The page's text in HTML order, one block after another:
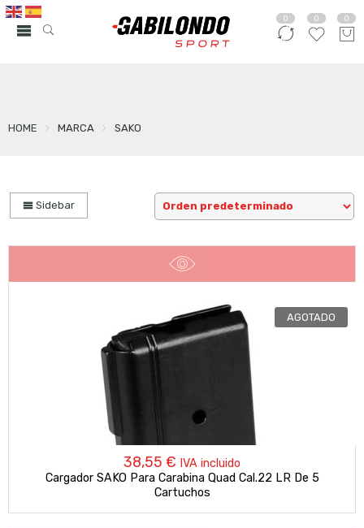
0 0 0
HOME MARCA SAKO
Sidebar
AGOTADO
38,55 € IVA incluido
Cargador SAKO Para Carabina Quad Cal.22 LR De 5
Cartuchos